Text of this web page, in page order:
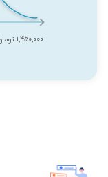
1,450,000 تومان